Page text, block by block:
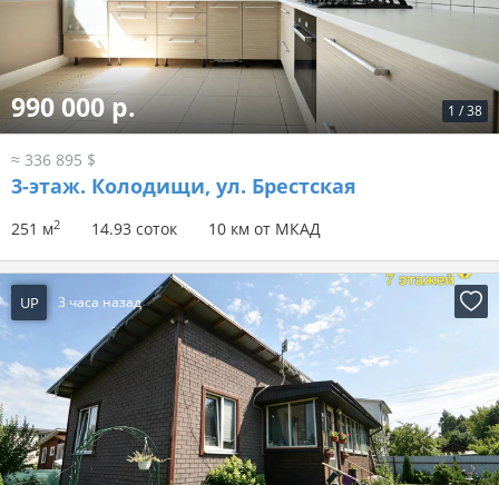
1 /38
990 000 р.
≈ 336 895 $
3-этаж. Колодищи, ул. Брестская
251 м2 14.93 соток 10 км от МКАД
UP 3 часа назад